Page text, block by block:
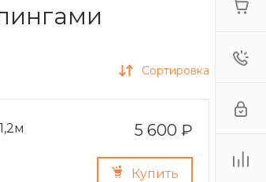
Сортировка
5 600 ₽
Купить